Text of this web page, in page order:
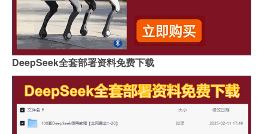
DeepSeek全套部署资料免费下载